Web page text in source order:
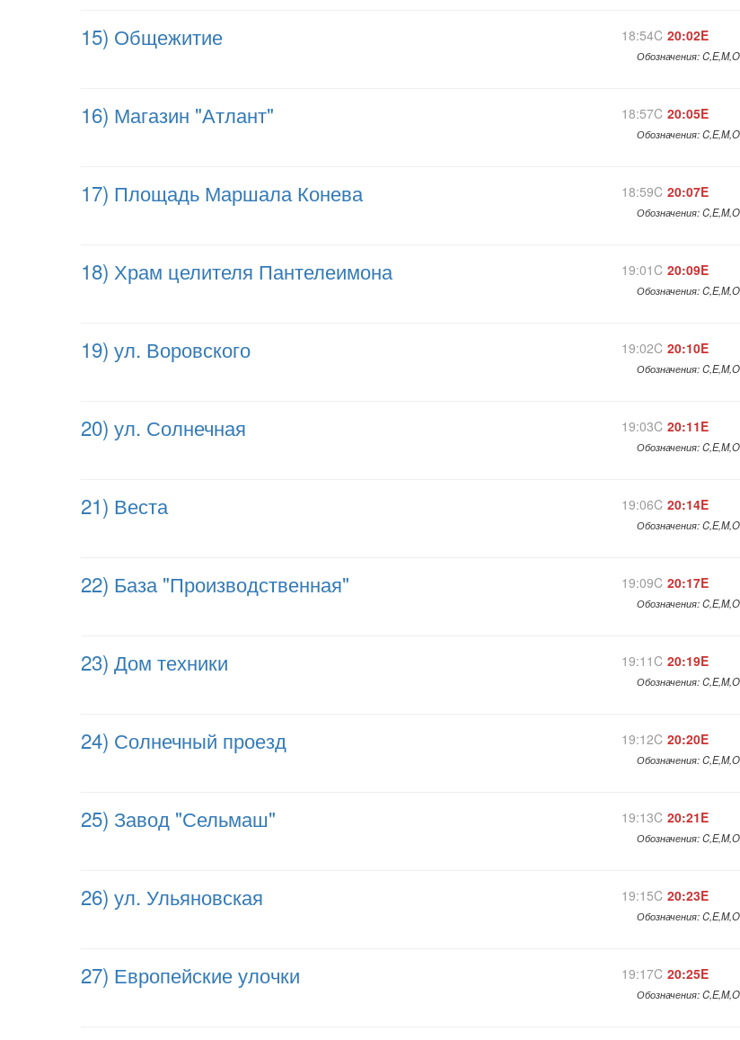
15) Общежитие 18:54C 20:02E
Обозначения:
16) Магазин "Атлант" 18:57C 20:05E
Обозначения:
17) Площадь Маршала Конева 18:59C 20:07E
Обозначения:
18) Храм целителя Пантелеимона 19:01C 20:09E
Обозначения:
19) ул. Воровского 19:02C 20:10E
Обозначения:
20) ул. Солнечная 19:03C 20:11E
Обозначения:
21) Веста 19:06C 20:14E
Обозначения:
22) База "Производственная" 19:09C 20:17E
Обозначения:
23) Дом техники 19:11C 20:19E
Обозначения:
24) Солнечный проезд 19:12C 20:20E
Обозначения:
25) Завод "Сельмаш" 19:13C 20:21E
Обозначения:
26) ул. Ульяновская 19:15C 20:23E
Обозначения:
27) Европейские улочки 19:17C 20:25E
Обозначения: